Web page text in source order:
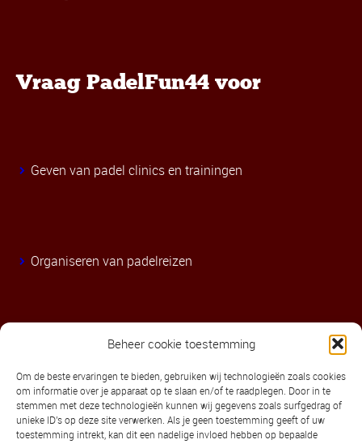
Beheer cookie toestemming
Om de beste ervaringen te bieden, gebruiken wij technologieën zoals cookies
om informatie over je apparaat op te slaan en/of te raadplegen. Door in te
stemmen met deze technologieën kunnen wij gegevens zoals surfgedrag of
unieke ID's op deze site verwerken. Als je geen toestemming geeft of uw
toestemming intrekt, kan dit een nadelige invloed hebben op bepaalde
Vraag PadelFun44 voor
Geven van padel clinics en trainingen
Organiseren van padelreizen
Contact informatie
Tel.: +31 (0)6 21359619
harald@padelfun44.nl